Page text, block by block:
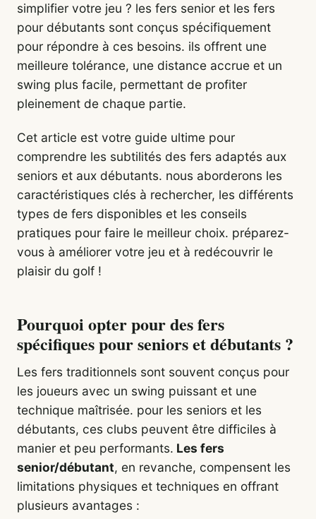
simplifier votre jeu ? les fers senior et les fers
pour débutants sont conçus spécifiquement
pour répondre à ces besoins. ils offrent une
meilleure tolérance, une distance accrue et un
swing plus facile, permettant de profiter
pleinement de chaque partie.
Cet article est votre guide ultime pour
comprendre les subtilités des fers adaptés aux
seniors et aux débutants. nous aborderons les
caractéristiques clés à rechercher, les différents
types de fers disponibles et les conseils
pratiques pour faire le meilleur choix. préparez-
vous à améliorer votre jeu et à redécouvrir le
plaisir du golf !
Pourquoi opter pour des fers
spécifiques pour seniors et débutants ?
Les fers traditionnels sont souvent conçus pour
les joueurs avec un swing puissant et une
technique maîtrisée. pour les seniors et les
débutants, ces clubs peuvent être difficiles à
manier et peu performants. Les fers
senior/débutant, en revanche, compensent les
limitations physiques et techniques en offrant
plusieurs avantages :